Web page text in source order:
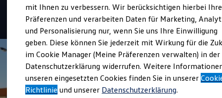
Oldtimer
Bulli Historie
Branchenlösungen & Gewerbekunden
Umbaulösungen und Hersteller finden
Auf- und Umbauten entdecken & konfigurieren
Groß- und Sonderkunden
Großkunden
Kommunen & Behörden
Journalisten
Sportvereine
Branchenlösungen
4.9| 18 Bewertungen
mit Ihnen zu verbessern. Wir berücksichtigen hierbei Ihre
Präferenzen und verarbeiten Daten für Marketing,
und Personalisierung nur, wenn Sie uns Ihre Einwilligung
geben. Diese können Sie jederzeit mit Wirkung für die
im Cookie Manager (Meine Präferenzen verwalten) in der
Datenschutzerklärung widerrufen. Weitere
unseren eingesetzten Cookies finden Sie in unserer
Richtlinie und unserer Datenschutzerklärung.